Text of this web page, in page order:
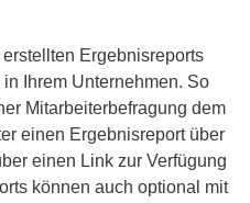
Ergebnisreports
Ihrem Unternehmen. So
Mitarbeiterbefragung dem
einen Ergebnisreport über
einen Link zur Verfügung
können auch optional mit